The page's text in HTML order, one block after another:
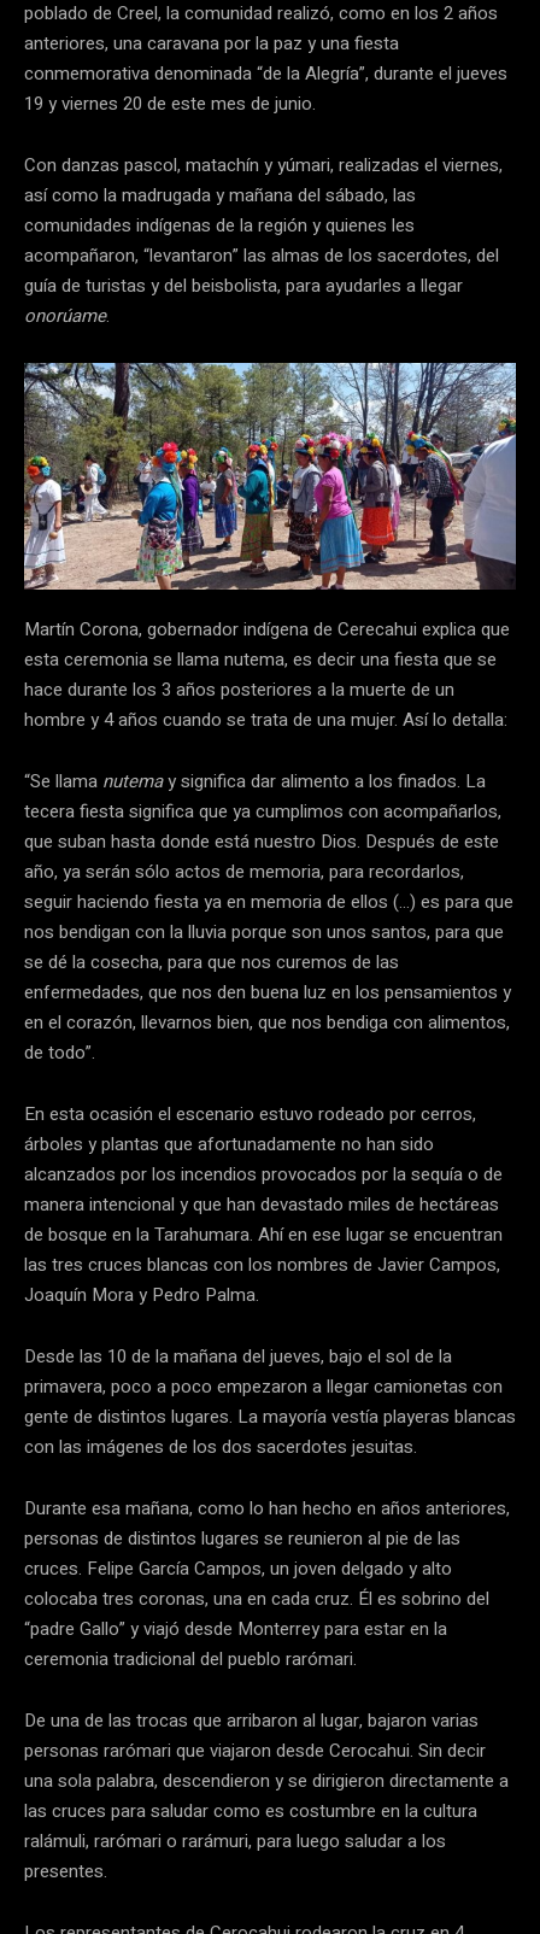
poblado de Creel, la comunidad realizó, como en los 2 años
anteriores, una caravana por la paz y una fiesta
conmemorativa denominada “de la Alegría”, durante el jueves
19 y viernes 20 de este mes de junio.
Con danzas pascol, matachín y yúmari, realizadas el viernes,
así como la madrugada y mañana del sábado, las
comunidades indígenas de la región y quienes les
acompañaron, “levantaron” las almas de los sacerdotes, del
guía de turistas y del beisbolista, para ayudarles a llegar
onorúame.
Martín Corona, gobernador indígena de Cerecahui explica que
esta ceremonia se llama nutema, es decir una fiesta que se
hace durante los 3 años posteriores a la muerte de un
hombre y 4 años cuando se trata de una mujer. Así lo detalla:
“Se llama nutemay significa dar alimento a los finados. La
tecera fiesta significa que ya cumplimos con acompañarlos,
que suban hasta donde está nuestro Dios. Después de este
año, ya serán sólo actos de memoria, para recordarlos,
seguir haciendo fiesta ya en memoria de ellos (…) es para que
nos bendigan con la lluvia porque son unos santos, para que
se dé la cosecha, para que nos curemos de las
enfermedades, que nos den buena luz en los pensamientos y
en el corazón, llevarnos bien, que nos bendiga con alimentos,
de todo”.
En esta ocasión el escenario estuvo rodeado por cerros,
árboles y plantas que afortunadamente no han sido
alcanzados por los incendios provocados por la sequía o de
manera intencional y que han devastado miles de hectáreas
de bosque en la Tarahumara. Ahí en ese lugar se encuentran
las tres cruces blancas con los nombres de Javier Campos,
Joaquín Mora y Pedro Palma.
Desde las 10 de la mañana del jueves, bajo el sol de la
primavera, poco a poco empezaron a llegar camionetas con
gente de distintos lugares. La mayoría vestía playeras blancas
con las imágenes de los dos sacerdotes jesuitas.
Durante esa mañana, como lo han hecho en años anteriores,
personas de distintos lugares se reunieron al pie de las
cruces. Felipe García Campos, un joven delgado y alto
colocaba tres coronas, una en cada cruz. Él es sobrino del
“padre Gallo” y viajó desde Monterrey para estar en la
ceremonia tradicional del pueblo rarómari.
De una de las trocas que arribaron al lugar, bajaron varias
personas rarómari que viajaron desde Cerocahui. Sin decir
una sola palabra, descendieron y se dirigieron directamente a
las cruces para saludar como es costumbre en la cultura
ralámuli, rarómari o rarámuri, para luego saludar a los
presentes.